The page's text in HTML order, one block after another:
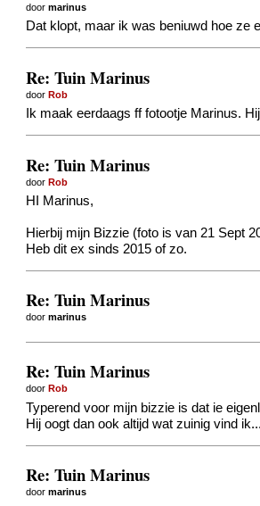
doormarinus
Dat klopt, maar ik was beniuwd hoe ze
Re: Tuin Marinus
doorRob
Ik maak eerdaags ff fotootje Marinus.
Re: Tuin Marinus
doorRob
HI Marinus,
Hierbij mijn Bizzie (foto is van 21 Sept
Heb dit ex sinds 2015 of zo.
Re: Tuin Marinus
doormarinus
Re: Tuin Marinus
door Rob
Typerend voor mijn bizzie is dat ie
Hij oogt dan ook altijd wat zuinig vind ik...
Re: Tuin Marinus
doormarinus